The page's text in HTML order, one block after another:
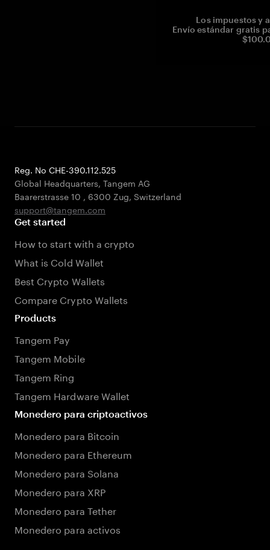
Los impuestos y
Envío estándar gratis
Reg. No CHE-390.112.525
Global Headquarters, Tangem AG
Baarerstrasse 10 , 6300 Zug, Switzerland
support@tangem.com
Get started
How to start with a crypto
What is Cold Wallet
Best Crypto Wallets
Compare Crypto Wallets
Products
Tangem Pay
Tangem Mobile
Tangem Ring
Tangem Hardware Wallet
Monedero para criptoactivos
Monedero para Bitcoin
Monedero para Ethereum
Monedero para Solana
Monedero para XRP
Monedero para Tether
Monedero para activos